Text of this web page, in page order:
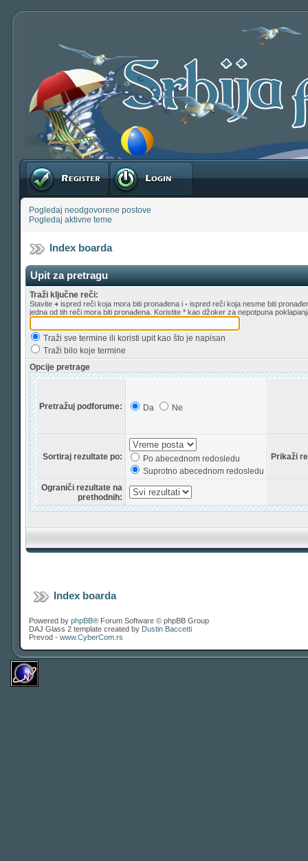
Registruj se Prijavite se
Pogledaj neodgovorene postove
Pogledaj aktivne teme
Index boarda
Upit za pretragu
Traži ključne reči:
Stavite + ispred reči koja mora biti pronađena i - ispred reči koja nesme biti
jedna od tih reči mora biti pronađena. Koristite * kao džoker za nepotpuna
Traži sve termine ili koristi upit kao što je napisan
Traži bilo koje termine
Opcije pretrage
Pretražuj podforume: Da Ne
Sortiraj rezultate po:
Po abecednom redosledu
Suprotno abecednom redosledu
Prikaži
Ograniči rezultate na
prethodnih:
Index boarda
Powered by phpBB® Forum Software © phpBB Group
DAJ Glass 2 template created by Dustin Baccetti
Prevod - www.CyberCom.rs